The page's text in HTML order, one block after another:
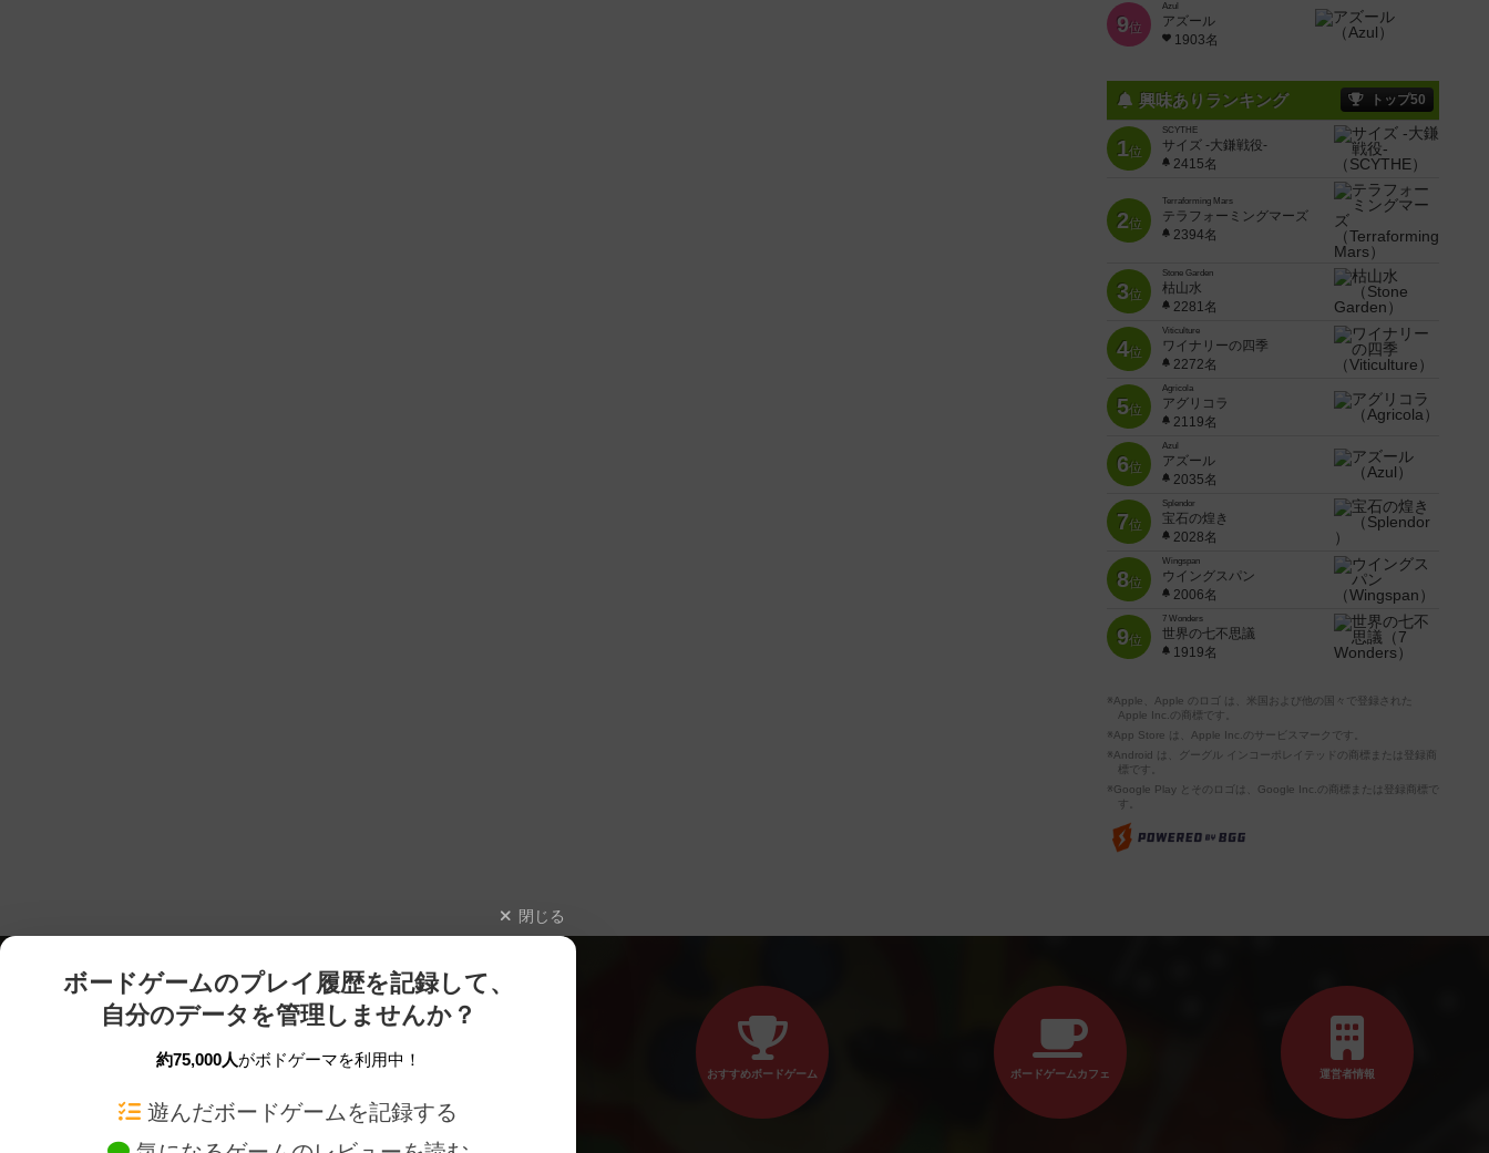
9位
Azul
アズール
1903名
興味ありランキング トップ50
1位
SCYTHE
サイズ -大鎌戦役-
2415名
2位
Terraforming Mars
テラフォーミングマーズ
2394名
3位
Stone Garden
枯山水
2281名
4位
Viticulture
ワイナリーの四季
2272名
5位
Agricola
アグリコラ
2119名
6位
Azul
アズール
2035名
7位
Splendor
宝石の煌き
2028名
8位
Wingspan
ウイングスパン
2006名
9位
7 Wonders
世界の七不思議
1919名
※Apple、Apple のロゴ は、米国および他の国々で登録された
Apple Inc.の商標です。
※App Store は、Apple Inc.のサービスマークです。
※Android は、グーグル インコーポレイテッドの商標または登録商
標です。
※Google Play とそのロゴは、Google Inc.の商標または登録商標で
す。
閉じる
ボードゲームのプレイ履歴を記録して、
自分のデータを管理しませんか？
約75,000人がボドゲーマを利用中！
遊んだボードゲームを記録する
おすすめボードゲーム ボードゲームカフェ 運営者情報